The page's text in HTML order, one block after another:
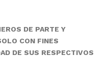
DE PARTE Y
CON FINES
DE SUS RESPECTIVOS